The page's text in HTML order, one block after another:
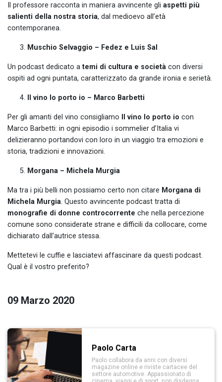
Il professore racconta in maniera avvincente gli aspetti più
salienti della nostra storia, dal medioevo all’età
contemporanea.
Muschio Selvaggio – Fedez e Luis Sal
Un podcast dedicato atemi di cultura e società con diversi
ospiti ad ogni puntata, caratterizzato da grande ironia e serietà.
Il vino lo porto io – Marco Barbetti
Per gli amanti del vino consigliamo Il vino lo porto io con
Marco Barbetti: in ogni episodio i sommelier d’Italia vi
delizieranno portandovi con loro in un viaggio tra emozioni e
storia, tradizioni e innovazioni.
Morgana – Michela Murgia
Ma tra i più belli non possiamo certo non citare Morgana di
Michela Murgia. Questo avvincente podcast tratta di
monografie di donne controcorrente che nella percezione
comune sono considerate strane e difficili da collocare, come
dichiarato dall’autrice stessa.
Mettetevi le cuffie e lasciatevi affascinare da questi podcast.
Qual è il vostro preferito?
09 Marzo 2020
Paolo Carta
Paolo collabora da anni con diversi
magazine online e riviste cartacee del
settore automotive. Appassionato di